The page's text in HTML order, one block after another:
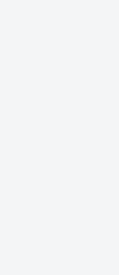
перепадами
долго искал